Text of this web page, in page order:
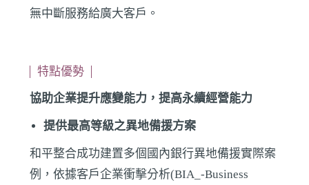
無中斷服務給廣大客戶。
特點優勢
協助企業提升應變能力，提高永續經營能力
提供最高等級之異地備援方案
和平整合成功建置多個國內銀行異地備援實際案
例，依據客戶企業衝擊分析(BIA_-Business